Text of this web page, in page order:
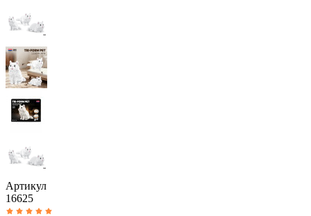
Артикул
16625